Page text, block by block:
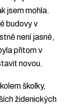
jsem mohla.
budovy v
není jasné,
přitom v
novou.
školky,
židenických